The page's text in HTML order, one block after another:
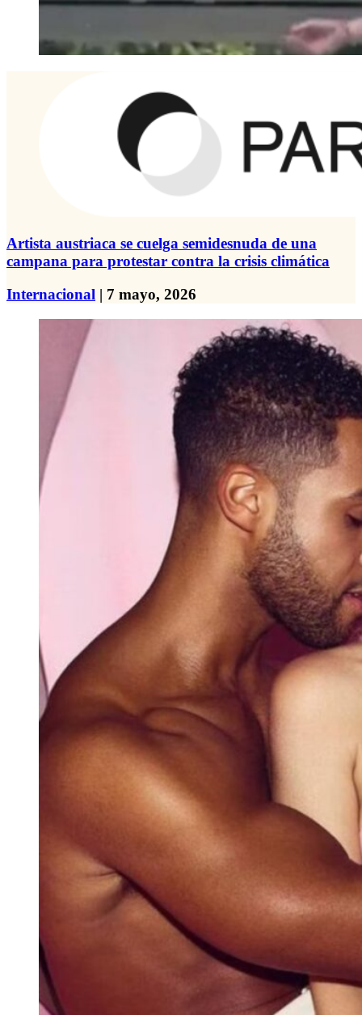
Artista austriaca se cuelga semidesnuda de una
campana para protestar contra la crisis climática
Internacional | 7 mayo, 2026